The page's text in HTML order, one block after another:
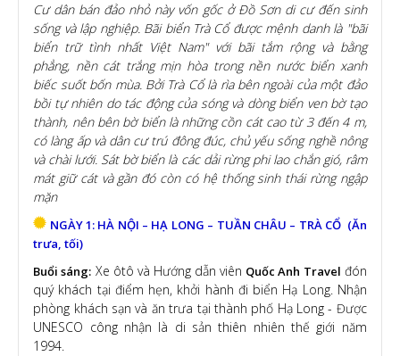
Cư dân bán đảo nhỏ này vốn gốc ở Ðồ Sơn di cư đến sinh
sống và lập nghiệp. Bãi biển Trà Cổ được mệnh danh là "bãi
biển trữ tình nhất Việt Nam" với bãi tắm rộng và bằng
phẳng, nền cát trắng mịn hòa trong nền nước biển xanh
biếc suốt bốn mùa. Bởi Trà Cổ là rìa bên ngoài của một đảo
bồi tự nhiên do tác động của sóng và dòng biển ven bờ tạo
thành, nên bên bờ biển là những cồn cát cao từ 3 đến 4 m,
có làng ấp và dân cư trú đông đúc, chủ yếu sống nghề nông
và chài lưới. Sát bờ biển là các dải rừng phi lao chắn gió, râm
mát giữ cát và gần đó còn có hệ thống sinh thái rừng ngập
mặn
NGÀY 1: HÀ NỘI – HẠ LONG – TUẦN CHÂU – TRÀ CỔ (Ăn
trưa, tối)
Buổi sáng: Xe ôtô và Hướng dẫn viên Quốc Anh Travel đón
quý khách tại điểm hẹn, khởi hành đi biển Hạ Long. Nhận
phòng khách sạn và ăn trưa tại thành phố Hạ Long - Được
UNESCO công nhận là di sản thiên nhiên thế giới năm
1994.